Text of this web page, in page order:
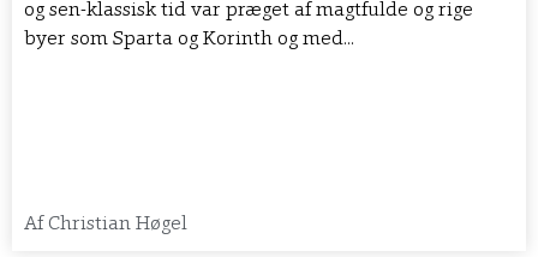
og sen-klassisk tid var præget af magtfulde og rige
byer som Sparta og Korinth og med...
Af Christian Høgel